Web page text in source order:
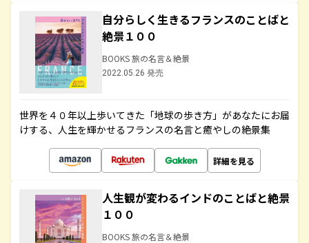
自分らしく生きるフランスのことばと
絶景１００
BOOKS 旅の名言＆絶景
2022.05.26 発売
世界を４０年以上歩いてきた「地球の歩き方」があなたにお届
けする、人生を輝かせるフランスの名言と癒やしの絶景集
詳細を見る
人生観が変わるインドのことばと絶景
１００
BOOKS 旅の名言＆絶景